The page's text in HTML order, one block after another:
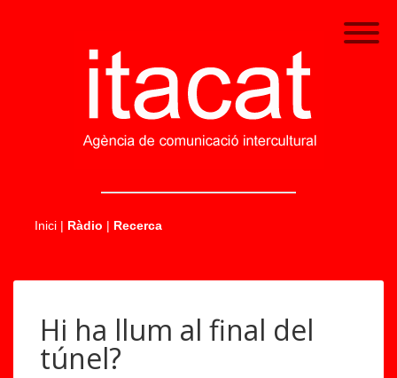
Inici | Ràdio | Recerca
Hi ha llum al final del
túnel?